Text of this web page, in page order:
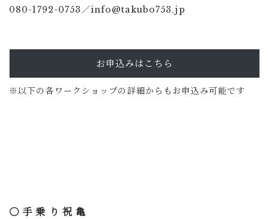
080-1792-0753／info@takubo753.jp
お申込みはこちら
※以下の各ワークショップの詳細からもお申込み可能です
〇 手 乗 り 祝 亀